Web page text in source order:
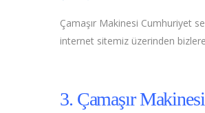
Çamaşır Makinesi Cumhuriyet
internet sitemiz üzerinden
3. Çamaşır